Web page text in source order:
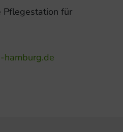
Pflegestation für